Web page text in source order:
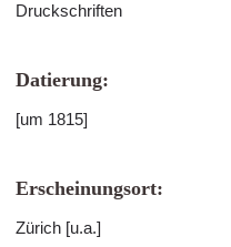
Druckschriften
Datierung:
[um 1815]
Erscheinungsort:
Zürich [u.a.]